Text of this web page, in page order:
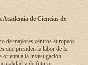
de Ciencias de
de mayores centros europeos
que presiden la labor de la
orienta a la investigación